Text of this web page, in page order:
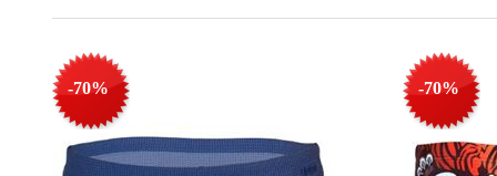
-70% -70%